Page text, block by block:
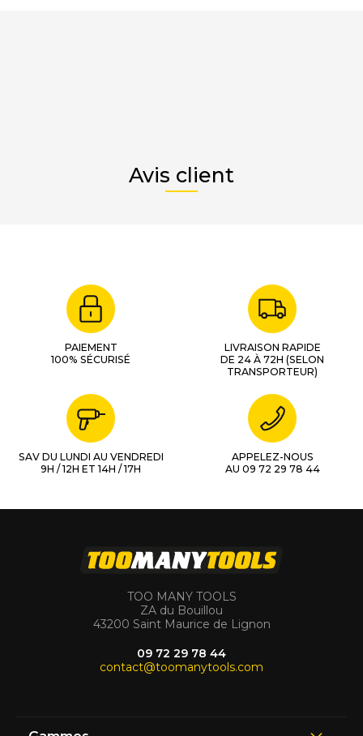
Avis client
PAIEMENT
100% SÉCURISÉ
LIVRAISON RAPIDE
DE 24 À 72H (SELON
TRANSPORTEUR)
SAV DU LUNDI AU VENDREDI
9H / 12H ET 14H / 17H
APPELEZ-NOUS
AU 09 72 29 78 44
TOO MANY TOOLS
ZA du Bouillou
43200 Saint Maurice de Lignon
09 72 29 78 44
contact@toomanytools.com